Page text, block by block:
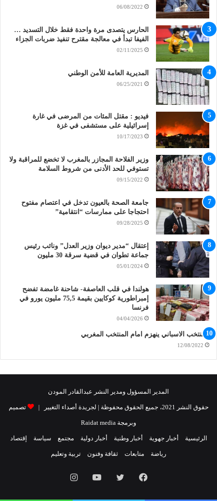
06/08/2022
الحارس يتصدى مرة واحدة فقط خلال التسديد …
الفيفا تبدأ في معالجة مقترح تنفيذ ضربات الجزاء
02/11/2025
المديرية العامة للأمن الوطني
06/25/2021
فيديو : مقتل المئات من المرضى في غارة
إسرائيلية على مستشفى في غزة
10/17/2023
وزير الفلاحة المجازر بالمغرب لا تخضع للمراقبة ولا
تستوفي للحد الأدنى من شروط السلامة
09/15/2022
جامعة الصحة بالعيون تدخل في اعتصام مفتوح
احتجاجا على ممارسات “انتقامية”
09/28/2025
إعتقال “مدير ديوان وزير العدل” ونائب رئيس
جماعة تطوان في قضية سرقة 30 مليون
05/01/2024
هولندا في قلب العاصفة- شاحنة غامضة تفضح
إمبراطورية كوكايين بقيمة 75,5 مليون يورو في
فرنسا
04/04/2026
المنتخب الاسباني ينهزم امام المنتخب المغربي
12/08/2022
المدير المسؤول ومدير النشر عبدالقادر المودن
حقوق النشر 2021، جميع الحقوق محفوظة | لجريدة أصداء التغيير | تصميم
وبرمجة Raidat media
الرئيسية أخبار جهوية أخبار وطنية أخبار دولية مجتمع سياسة إقتصاد
رياضة متابعات ثقافة وفنون تربية وتعليم
فيسبوك تويتر يوتيوبانستقرام